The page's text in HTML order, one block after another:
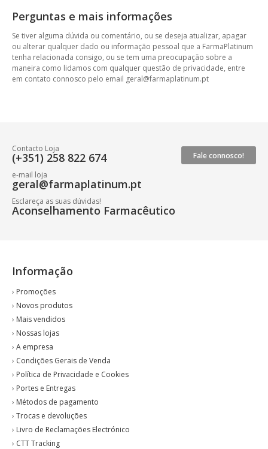
Perguntas e mais informações
Se tiver alguma dúvida ou comentário, ou se deseja atualizar, apagar
ou alterar qualquer dado ou informação pessoal que a FarmaPlatinum
tenha relacionada consigo, ou se tem uma preocupação sobre a
maneira como lidamos com qualquer questão de privacidade, entre
em contato connosco pelo email geral@farmaplatinum.pt
Fale connosco!
Contacto Loja
(+351) 258 822 674
e-mail loja
geral@farmaplatinum.pt
Esclareça as suas dúvidas!
Aconselhamento Farmacêutico
Informação
› Promoções
› Novos produtos
› Mais vendidos
› Nossas lojas
› A empresa
› Condições Gerais de Venda
› Política de Privacidade e Cookies
› Portes e Entregas
› Métodos de pagamento
› Trocas e devoluções
› Livro de Reclamações Electrónico
› CTT Tracking